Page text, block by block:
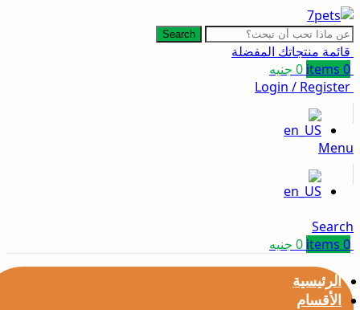
Search
قائمة منتجاتك المفضلة
0
items
0 جنيه
Login / Register
Menu
Search
0
items
0 جنيه
الرئيسية
الأقسام